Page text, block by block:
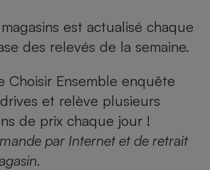
est actualisé chaque
des relevés de la semaine.
Choisir Ensemble enquête
et relève plusieurs
de prix chaque jour !
par Internet et de retrait